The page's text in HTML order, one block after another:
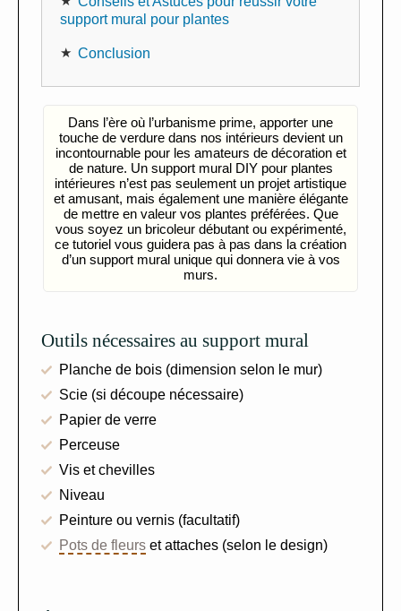
support mural pour plantes
Conclusion
Dans l’ère où l’urbanisme prime, apporter une
touche de verdure dans nos intérieurs devient un
incontournable pour les amateurs de décoration et
de nature. Un support mural DIY pour plantes
intérieures n’est pas seulement un projet artistique
et amusant, mais également une manière élégante
de mettre en valeur vos plantes préférées. Que
vous soyez un bricoleur débutant ou expérimenté,
ce tutoriel vous guidera pas à pas dans la création
d’un support mural unique qui donnera vie à vos
murs.
Outils nécessaires au support mural
Planche de bois (dimension selon le mur)
Scie (si découpe nécessaire)
Papier de verre
Perceuse
Vis et chevilles
Niveau
Peinture ou vernis (facultatif)
Pots de fleurs et attaches (selon le design)